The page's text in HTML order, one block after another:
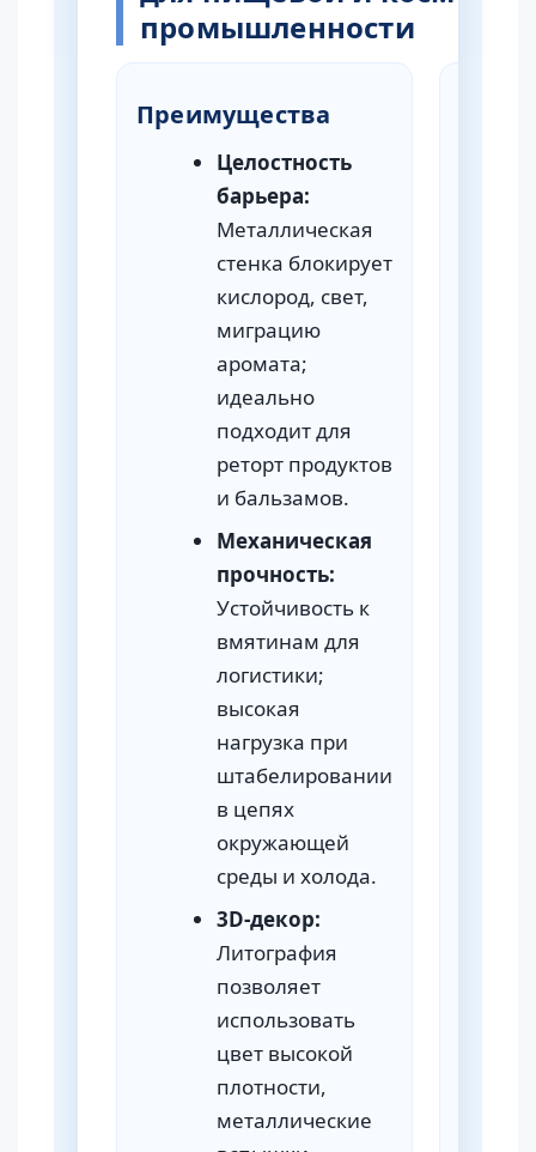
промышленности
Преимущества
Целостность
барьера:
Металлическая
стенка блокирует
кислород, свет,
миграцию
аромата;
идеально
подходит для
реторт продуктов
и бальзамов.
Механическая
прочность:
Устойчивость к
вмятинам для
логистики;
высокая
нагрузка при
штабелировании
в цепях
окружающей
среды и холода.
3D-декор:
Литография
позволяет
использовать
цвет высокой
плотности,
металлические